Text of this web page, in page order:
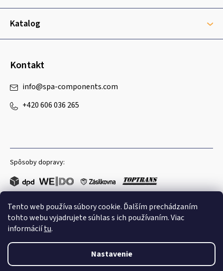
Tento web používa súbory cookie. Ďalším prechádzaním
tohto webu vyjadrujete súhlas s ich používaním. Viac
informáciítu.
Nastavenie
i
Katalog
Kontakt
info@spa-components.com
+420 606 036 265
Spôsoby dopravy:
Obľúbené spôsoby platby:
Copyright 2026Spa Components. Všetky práva vyhradené.